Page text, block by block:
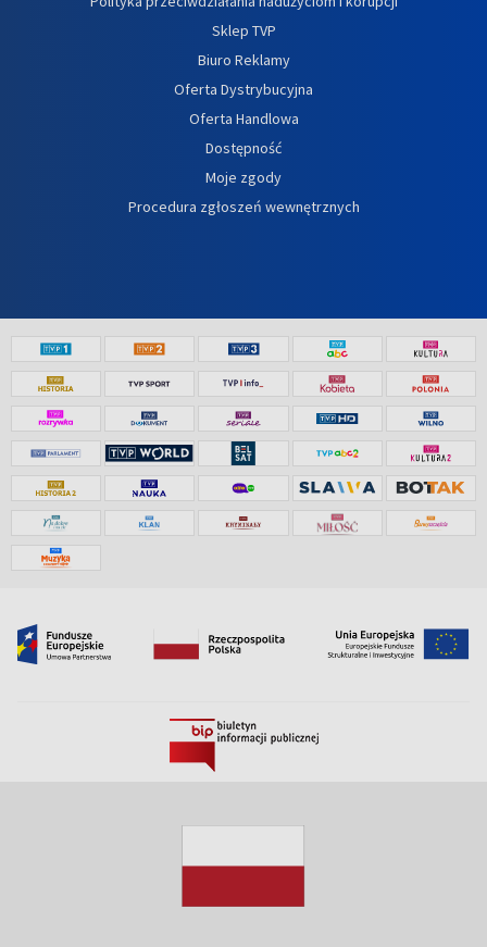
Sklep TVP
Biuro Reklamy
Oferta Dystrybucyjna
Oferta Handlowa
Dostępność
Moje zgody
Procedura zgłoszeń wewnętrznych